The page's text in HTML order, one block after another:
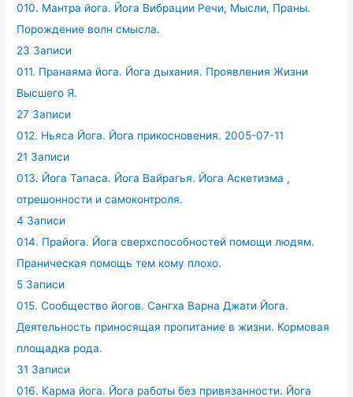
010. Мантра йога. Йога Вибрации Речи, Мысли, Праны.
Порождение волн смысла.
23 Записи
011. Пранаяма йога. Йога дыхания. Проявления Жизни
Высшего Я.
27 Записи
012. Ньяса Йога. Йога прикосновения. 2005-07-11
21 Записи
013. Йога Тапаса. Йога Вайрагья. Йога Аскетизма ,
отрешонности и самоконтроля.
4 Записи
014. Прайога. Йога сверхспособностей помощи людям.
Праническая помощь тем кому плохо.
5 Записи
015. Сообщество йогов. Сангха Варна Джати Йога.
Деятельность приносящая пропитание в жизни. Кормовая
площадка рода.
31 Записи
016. Карма йога. Йога работы без привязанности. Йога